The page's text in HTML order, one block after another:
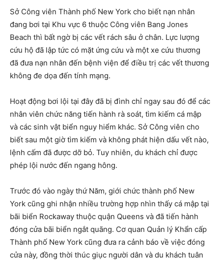
Sở Công viên Thành phố New York cho biết nạn nhân
đang bơi tại Khu vực 6 thuộc Công viên Bang Jones
Beach thì bất ngờ bị các vết rách sâu ở chân. Lực lượng
cứu hộ đã lập tức có mặt ứng cứu và một xe cứu thương
đã đưa nạn nhân đến bệnh viện để điều trị các vết thương
không đe dọa đến tính mạng.
Hoạt động bơi lội tại đây đã bị đình chỉ ngay sau đó để các
nhân viên chức năng tiến hành rà soát, tìm kiếm cá mập
và các sinh vật biển nguy hiểm khác. Sở Công viên cho
biết sau một giờ tìm kiếm và không phát hiện dấu vết nào,
lệnh cấm đã được dỡ bỏ. Tuy nhiên, du khách chỉ được
phép lội nước đến ngang hông.
Trước đó vào ngày thứ Năm, giới chức thành phố New
York cũng ghi nhận nhiều trường hợp nhìn thấy cá mập tại
bãi biển Rockaway thuộc quận Queens và đã tiến hành
đóng cửa bãi biển ngắt quãng. Cơ quan Quản lý Khẩn cấp
Thành phố New York cũng đưa ra cảnh báo về việc đóng
cửa này, đồng thời thúc giục người dân và du khách tuân